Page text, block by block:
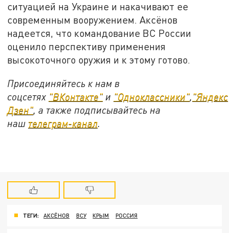
ситуацией на Украине и накачивают ее
современным вооружением. Аксёнов
надеется, что командование ВС России
оценило перспективу применения
высокоточного оружия и к этому готово.
Присоединяйтесь к нам в
соцсетях "ВКонтакте" и "Одноклассники", "Яндекс
Дзен", а также подписывайтесь на
наш телеграм-канал.
ТЕГИ: АКСЁНОВ ВСУ КРЫМ РОССИЯ